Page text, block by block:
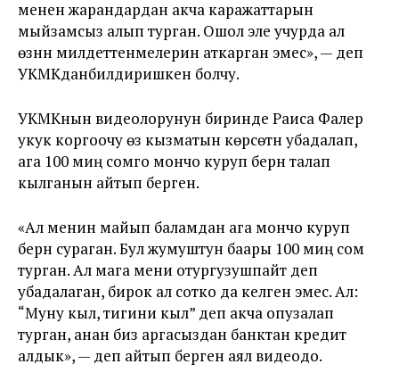
менен жарандардан акча каражаттарын
мыйзамсыз алып турган. Ошол эле учурда ал
өзүнүн милдеттенмелерин аткарган эмес», — деп
УКМКданбилдиришкен болчу.
УКМКнын видеолорунун биринде Раиса Фалер
укук коргоочу өз кызматын көрсөтүүнү убадалап,
ага 100 миң сомго мончо куруп берүүнү талап
кылганын айтып берген.
«Ал менин майып баламдан ага мончо куруп
берүүнү сураган. Бул жумуштун баары 100 миң сом
турган. Ал мага мени отургузушпайт деп
убадалаган, бирок ал сотко да келген эмес. Ал:
“Муну кыл, тигини кыл” деп акча опузалап
турган, анан биз аргасыздан банктан кредит
алдык», — деп айтып берген аял видеодо.